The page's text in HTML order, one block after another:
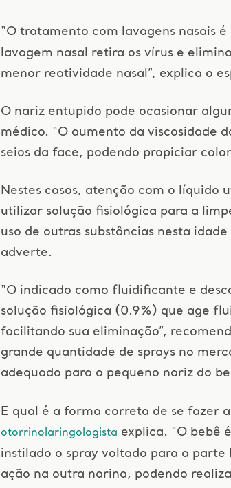
“O tratamento com lavagens nasais
lavagem nasal retira os vírus e
menor reatividade nasal”, explica o
O nariz entupido pode ocasionar
médico. “O aumento da viscosidade
seios da face, podendo propiciar
Nestes casos, atenção com o líquido
utilizar solução fisiológica para a
uso de outras substâncias nesta
adverte.
“O indicado como fluidificante e
solução fisiológica (0.9%) que age
facilitando sua eliminação”,
grande quantidade de sprays no
adequado para o pequeno nariz do
E qual é a forma correta de se fazer
otorrinolaringologista explica. “O bebê
instilado o spray voltado para a
ação na outra narina, podendo